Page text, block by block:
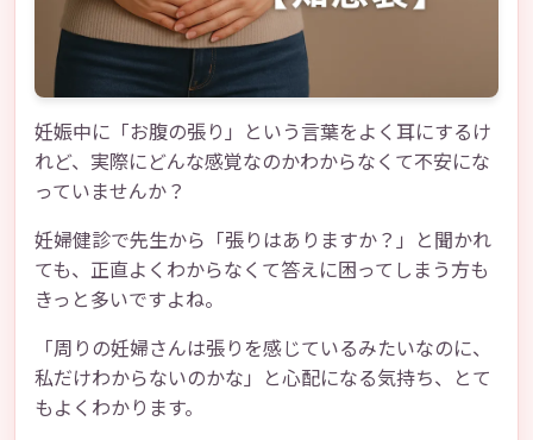
妊娠中に「お腹の張り」という言葉をよく耳にするけ
れど、実際にどんな感覚なのかわからなくて不安にな
っていませんか？
妊婦健診で先生から「張りはありますか？」と聞かれ
ても、正直よくわからなくて答えに困ってしまう方も
きっと多いですよね。
「周りの妊婦さんは張りを感じているみたいなのに、
私だけわからないのかな」と心配になる気持ち、とて
もよくわかります。